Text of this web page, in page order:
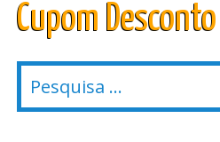
Cupom